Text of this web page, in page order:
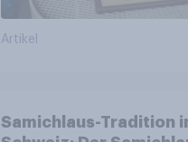
Artikel
Samichlaus-Tradition